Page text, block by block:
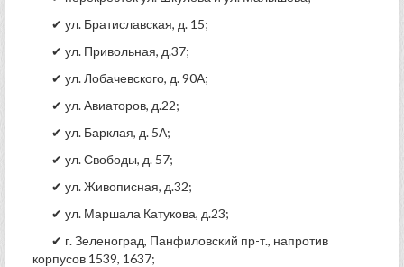
✔ ул. Братиславская, д. 15;
✔ ул. Привольная, д.37;
✔ ул. Лобачевского, д. 90А;
✔ ул. Авиаторов, д.22;
✔ ул. Барклая, д. 5А;
✔ ул. Свободы, д. 57;
✔ ул. Живописная, д.32;
✔ ул. Маршала Катукова, д.23;
✔ г. Зеленоград, Панфиловский пр-т., напротив
корпусов 1539, 1637;